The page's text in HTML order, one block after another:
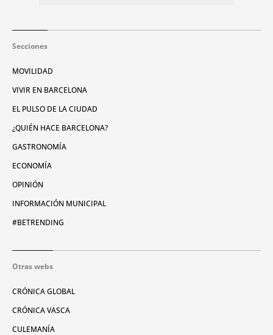
Secciones
MOVILIDAD
VIVIR EN BARCELONA
EL PULSO DE LA CIUDAD
¿QUIÉN HACE BARCELONA?
GASTRONOMÍA
ECONOMÍA
OPINIÓN
INFORMACIÓN MUNICIPAL
#BETRENDING
Otras webs
CRÓNICA GLOBAL
CRÓNICA VASCA
CULEMANÍA